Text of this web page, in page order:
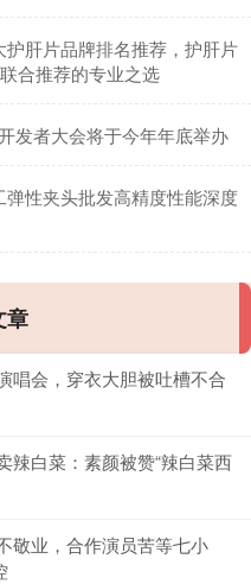
肝片品牌排名推荐，护肝片
合推荐的专业之选
发者大会将于今年年底举办
性夹头批发高精度性能深度
章
唱会，穿衣大胆被吐槽不合
辣白菜：素颜被赞“辣白菜西
敬业，合作演员苦等七小